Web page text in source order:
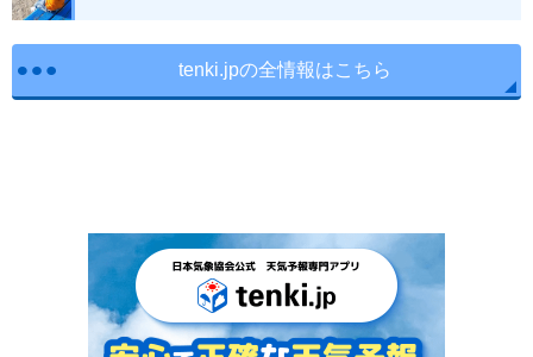
tenki.jpの全情報はこちら